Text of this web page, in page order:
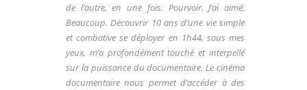
de l’autre, en une fois. Pourvoir. J’ai aimé.
Beaucoup. Découvrir 10 ans d’une vie simple
et combative se déployer en 1h44, sous mes
yeux, m’a profondément touché et interpellé
sur la puissance du documentaire. Le cinéma
documentaire nous permet d’accéder à des